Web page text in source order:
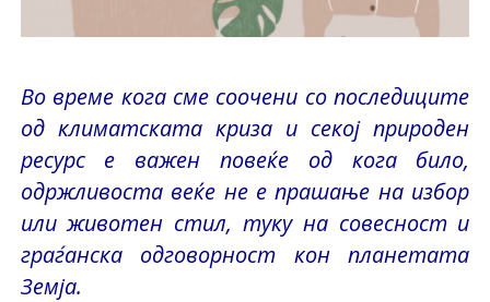
Во време кога сме соочени со последиците
од климатската криза и секој природен
ресурс е важен повеќе од кога било,
одржливоста веќе не е прашање на избор
или животен стил, туку на совесност и
граѓанска одговорност кон планетата
Земја.